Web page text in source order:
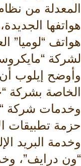
المعدلة من
هواتفها
هواتف “لوميا”
لشركة
وأوضح إيلوب
الخاصة بشركة
وخدمات شركة
حزمة تطبيقات
وخدمة البريد